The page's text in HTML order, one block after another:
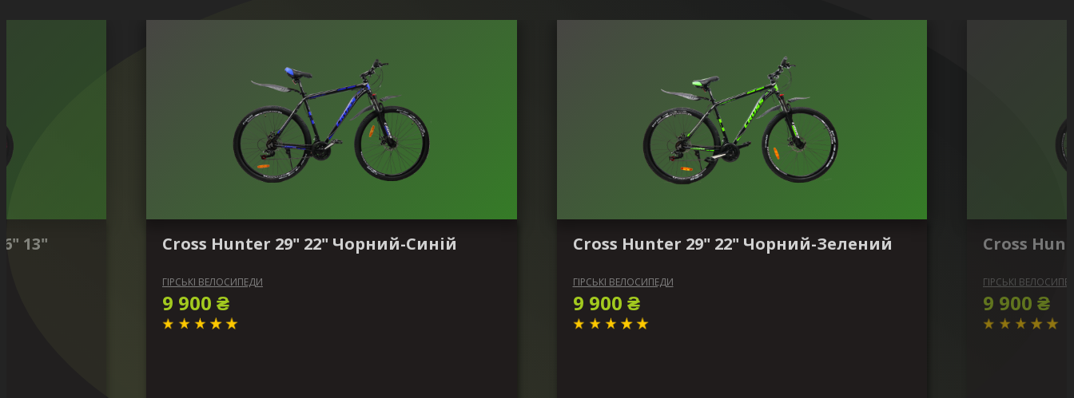
13" Cross Hunter 29" 22" Чорний-Синій
ГІРСЬКІ ВЕЛОСИПЕДИ
9 900 ₴
Cross Hunter 29" 22" Чорний-Зелений
ГІРСЬКІ ВЕЛОСИПЕДИ
9 900 ₴
Cross
ГІРСЬКІ
9 900 ₴